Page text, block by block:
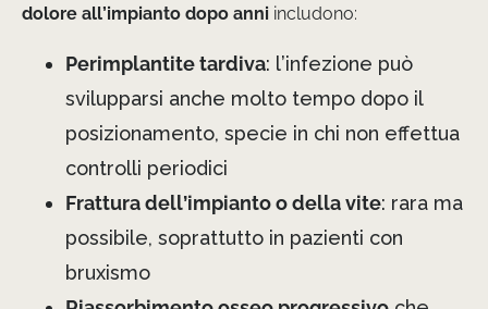
dolore all’impianto dopo anni includono:
Perimplantite tardiva: l’infezione può
svilupparsi anche molto tempo dopo il
posizionamento, specie in chi non effettua
controlli periodici
Frattura dell’impianto o della vite: rara ma
possibile, soprattutto in pazienti con
bruxismo